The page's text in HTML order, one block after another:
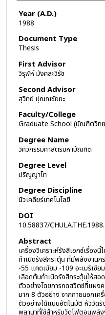
Year (A.D.)
1988
Document Type
Thesis
First Advisor
วิรุฬห์ มังคละวิรัช
Second Advisor
สุวิทย์ ปุณณชัยยะ
Faculty/College
Graduate School (บัณฑิตวิท
Degree Name
วิศวกรรมศาสตรมหาบัณฑิต
Degree Level
ปริญญาโท
Degree Discipline
นิวเคลียร์เทคโนโลยี
DOI
10.58837/
Abstract
เครื่องวิเคราะห์รังสีเอกซ์เรื่อง
กำเนิดรังสีกระตุ้น ที่มีพลังงานก
-55 แคดเมียม -109 อะเมริเซี
เลือกต้นกำเนิดรังสีกระตุ้นให้สอ
ตัวอย่างโดยการกดสวิตช์ที่แผง
มาก 8 ตัวอย่าง จากภายนอกเค
ตัวอย่างได้แบบอัตโนมัติ หัววัดรั
พลานาที่ใช้สำหรับวัดโฟตอนพลัง